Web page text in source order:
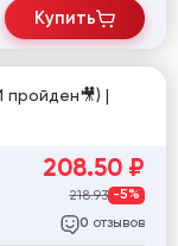
Купить
208.50 ₽
218.93 -5%
0 отзывов